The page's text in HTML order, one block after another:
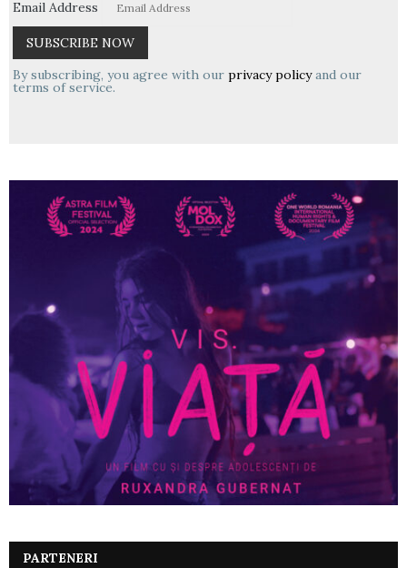
Email Address
By subscribing, you agree with our privacy policyand our
terms of service.
PARTENERI